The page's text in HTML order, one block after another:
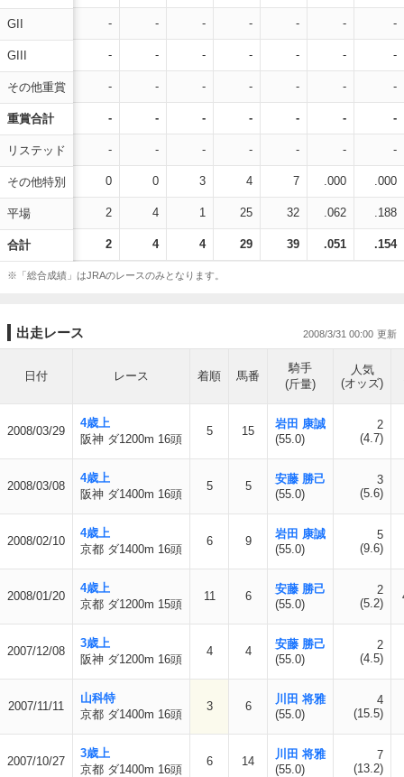
GII
GIII
その他重賞
重賞合計
リステッド
その他特別
平場
合計
- - - - - - -
- - - - - - -
- - - - - - -
- - - - - - -
- - - - - - -
0 0 3 4 7 .000 .000
2 4 1 25 32 .062 .188
2 4 4 29 39 .051 .154
※「総合成績」はJRAのレースのみとなります。
出走レース 2008/3/31 00:00
日付 レース 着順 馬番
騎手
(斤量)
人気
(オッズ)
2008/03/29
4歳上
阪神 ダ1200m 16頭
5 15
岩田 康誠
(55.0)
2
(4.7)
2008/03/08
4歳上
阪神 ダ1400m 16頭
5 5
安藤 勝己
(55.0)
3
(5.6)
2008/02/10
4歳上
京都 ダ1400m 16頭
6 9
岩田 康誠
(55.0)
5
(9.6)
2008/01/20
4歳上
京都 ダ1200m 15頭
11 6
安藤 勝己
(55.0)
2
(5.2)
2007/12/08
3歳上
阪神 ダ1200m 16頭
4 4
安藤 勝己
(55.0)
2
(4.5)
2007/11/11
山科特
京都 ダ1400m 16頭
3 6
川田 将雅
(55.0)
4
(15.5)
2007/10/27
3歳上
京都 ダ1400m 16頭
6 14
川田 将雅
(55.0)
7
(13.2)